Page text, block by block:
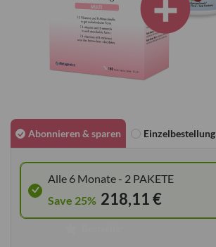
Anfang
der
Bildgalerie
springen
Abonnieren & sparen
Alle 6 Monate - 2 PAKETE
218,11 €
Save 25%
Einzelbestellung